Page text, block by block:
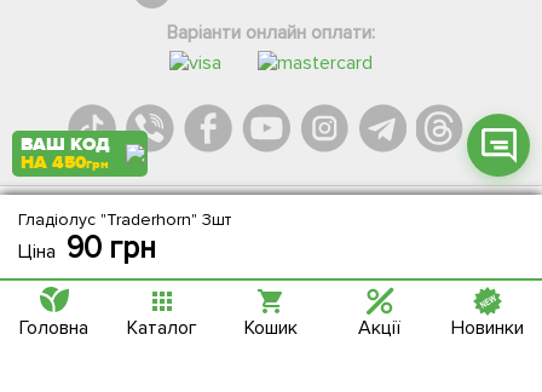
Гладіолус "Traderhorn" 3шт
Ціна 90грн
Варіанти онлайн оплати:
Agromarket.Copyright © 2013-2026. Всі права захищені
Онлайн чат
ВАШ КОД
НА 450грн
Головна Каталог Кошик Акції Новинки